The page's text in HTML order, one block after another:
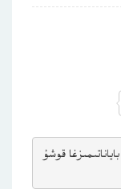
مىزغا قوشۇ